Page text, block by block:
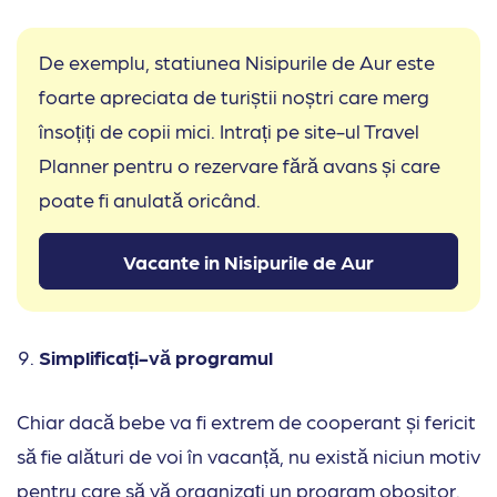
De exemplu, statiunea Nisipurile de Aur este
foarte apreciata de turiștii noștri care merg
însoțiți de copii mici. Intrați pe site-ul Travel
Planner pentru o rezervare fără avans și care
poate fi anulată oricând.
Vacante in Nisipurile de Aur
Simplificați-vă programul
Chiar dacă bebe va fi extrem de cooperant și fericit
să fie alături de voi în vacanță, nu există niciun motiv
pentru care să vă organizați un program obositor.